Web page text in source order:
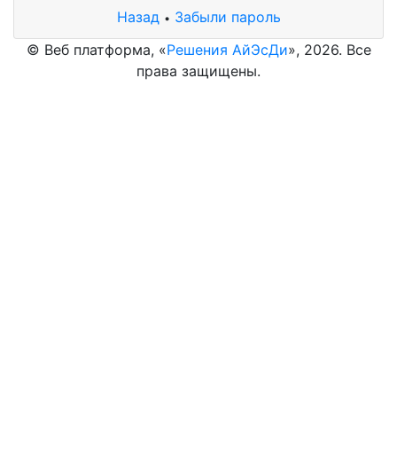
Назад • Забыли пароль
© Веб платформа, «Решения АйЭсДи», 2026. Все
права защищены.